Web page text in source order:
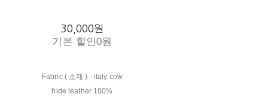
30,000원
기본 할인0원
Fabric ( 소재 ) - italy cow
hide leather 100%